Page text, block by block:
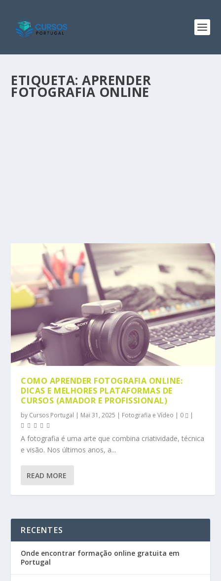
ETIQUETA:APRENDER
FOTOGRAFIA ONLINE
COMO APRENDER FOTOGRAFIA ONLINE:
DICAS E MELHORES PLATAFORMAS DE
CURSOS (AMADOR E PROFISSIONAL)
by Cursos Portugal | Mai 31, 2025 | Fotografia e Vídeo | 0 |
A fotografia é uma arte que combina criatividade, técnica
e visão. Nos últimos anos, a...
READ MORE
RECENTES
Onde encontrar formação online gratuita em
Portugal